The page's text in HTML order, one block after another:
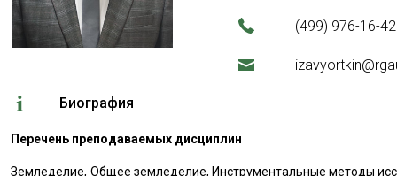
(499) 976-16-42
Биография
Перечень преподаваемых дисциплин
Земледелие, Общее земледелие, Инструментальные методы